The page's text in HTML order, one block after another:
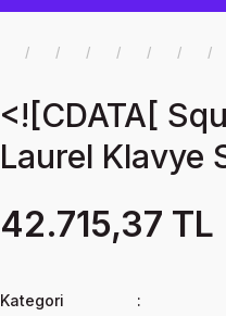
<![CDATA[
Laurel Klavye
42.715,37 TL
Kategori